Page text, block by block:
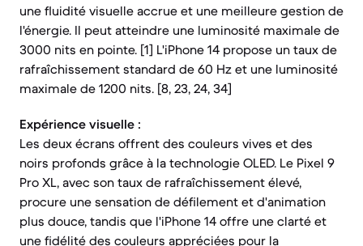
une fluidité visuelle accrue et une meilleure gestion de
l'énergie. Il peut atteindre une luminosité maximale de
3000 nits en pointe. [1] L'iPhone 14 propose un taux de
rafraîchissement standard de 60 Hz et une luminosité
maximale de 1200 nits. [8, 23, 24, 34]
Expérience visuelle :
Les deux écrans offrent des couleurs vives et des
noirs profonds grâce à la technologie OLED. Le Pixel 9
Pro XL, avec son taux de rafraîchissement élevé,
procure une sensation de défilement et d'animation
plus douce, tandis que l'iPhone 14 offre une clarté et
une fidélité des couleurs appréciées pour la